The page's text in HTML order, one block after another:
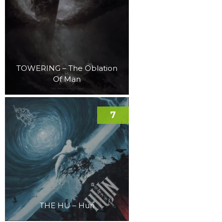
TOWERING – The Oblation
Of Man
THE HU – Hun
7